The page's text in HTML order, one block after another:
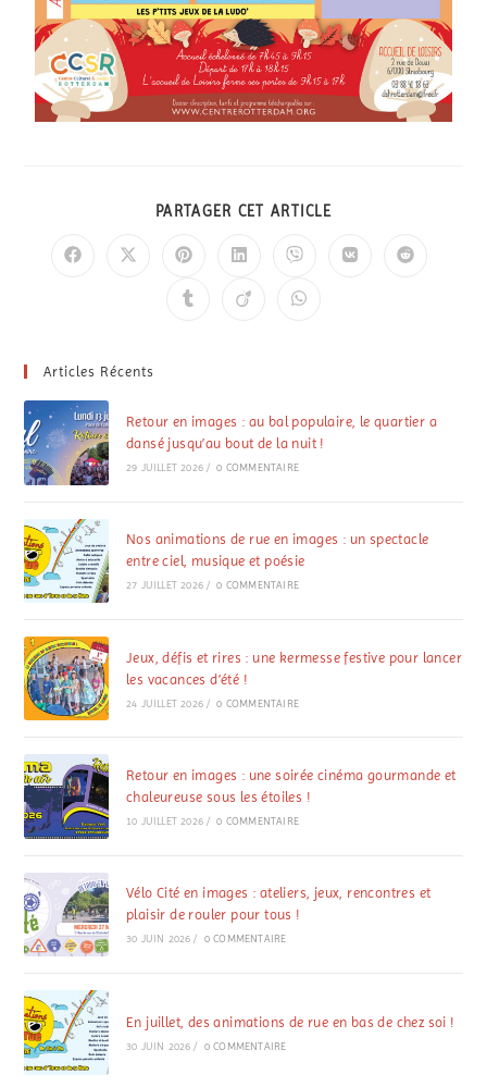
PARTAGER CET ARTICLE
Articles Récents
Retour en images : au bal populaire, le quartier a
dansé jusqu’au bout de la nuit !
29 JUILLET 2026 / 0 COMMENTAIRE
Nos animations de rue en images : un spectacle
entre ciel, musique et poésie
27 JUILLET 2026 / 0 COMMENTAIRE
Jeux, défis et rires : une kermesse festive pour lancer
les vacances d’été !
24 JUILLET 2026 / 0 COMMENTAIRE
Retour en images : une soirée cinéma gourmande et
chaleureuse sous les étoiles !
10 JUILLET 2026 / 0 COMMENTAIRE
Vélo Cité en images : ateliers, jeux, rencontres et
plaisir de rouler pour tous !
30 JUIN 2026 / 0 COMMENTAIRE
En juillet, des animations de rue en bas de chez soi !
30 JUIN 2026 / 0 COMMENTAIRE